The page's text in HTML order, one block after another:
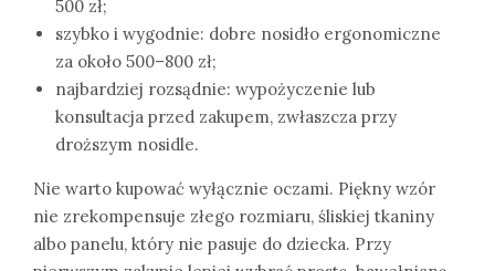
500 zł;
szybko i wygodnie: dobre nosidło ergonomiczne
za około 500–800 zł;
najbardziej rozsądnie: wypożyczenie lub
konsultacja przed zakupem, zwłaszcza przy
droższym nosidle.
Nie warto kupować wyłącznie oczami. Piękny wzór
nie zrekompensuje złego rozmiaru, śliskiej tkaniny
albo panelu, który nie pasuje do dziecka. Przy